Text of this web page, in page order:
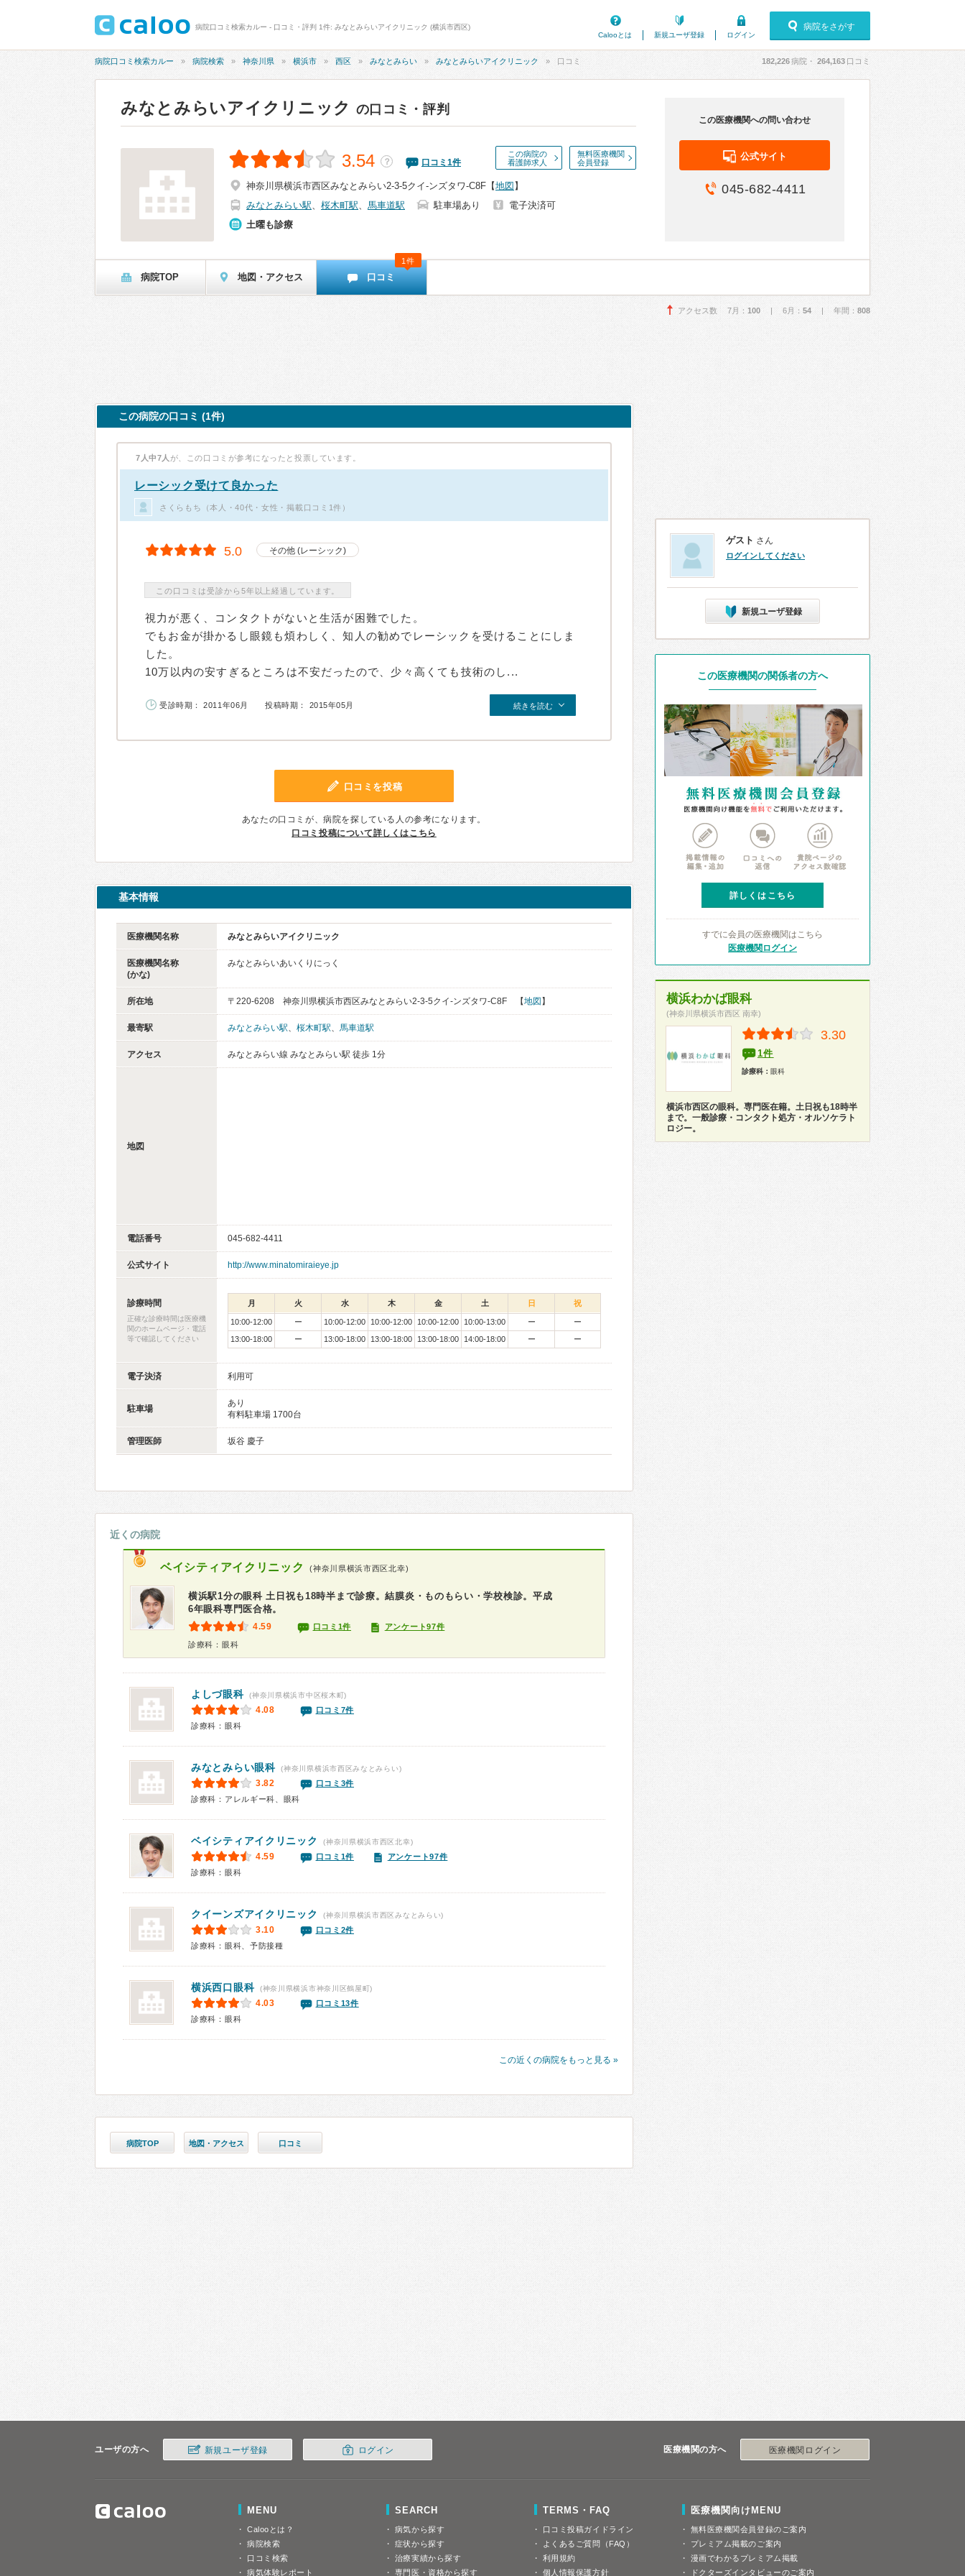
病院口コミ検索カルー - 口コミ・評判 1件: みなとみらいアイクリニック (横浜市西区)
Calooとは
新規ユーザ登録 ログイン
病院をさがす
病院口コミ検索カルー 病院検索 神奈川県 横浜市 西区 みなとみらい みなとみらいアイクリニック 口コミ 182,226病院・ 264,163 口コミ
みなとみらいアイクリニック の口コミ・評判
この病院の
看護師求人
無料医療機関
会員登録
3.54 ？ 口コミ 1件
神奈川県横浜市西区みなとみらい2-3-5クイ-ンズタワ-C8F 【地図 】
みなとみらい駅、 桜木町駅、 馬車道駅 駐車場あり
電子決済可
土曜も診療
この医療機関への問い合わせ
公式サイト
045-682-4411
病院TOP 地図・アクセス 口コミ
1件
アクセス数 7月： 100 | 6月： 54 | 年間： 808
この病院の口コミ (1件)
7人中7人 が、この口コミが参考になったと投票しています。
レーシック受けて良かった
さくらもち（本人・40代・女性・掲載口コミ1件）
5.0 その他 (レーシック)
この口コミは受診から5年以上経過しています。
視力が悪く、コンタクトがないと生活が困難でした。
でもお金が掛かるし眼鏡も煩わしく、知人の勧めでレーシックを受けることにしま
した。
10万以内の安すぎるところは不安だったので、少々高くても技術のし...
受診時期： 2011年06月 投稿時期： 2015年05月 続きを読む
口コミを投稿
あなたの口コミが、病院を探している人の参考になります。
口コミ投稿について詳しくはこちら
基本情報
医療機関名称 みなとみらいアイクリニック
医療機関名称
(かな)
みなとみらいあいくりにっく
所在地 〒220-6208 神奈川県横浜市西区みなとみらい2-3-5クイ-ンズタワ-C8F 【地図 】
最寄駅 みなとみらい駅、 桜木町駅、 馬車道駅
アクセス みなとみらい線 みなとみらい駅 徒歩 1分
地図
電話番号 045-682-4411
公式サイト http://www.minatomiraieye.jp
診療時間
正確な診療時間は医療機
関のホームページ・電話
等で確認してください
月 火 水 木 金 土 日 祝
10:00-12:00 ー 10:00-12:00 10:00-12:00 10:00-12:00 10:00-13:00 ー
ー
13:00-18:00
ー 13:00-18:00 13:00-18:00 13:00-18:00 14:00-18:00 ー ー
電子決済 利用可
駐車場
あり
有料駐車場 1700台
管理医師 坂谷 慶子
近くの病院
ベイシティアイクリニック (神奈川県横浜市西区北幸)
横浜駅1分の眼科 土日祝も18時半まで診療。結膜炎・ものもらい・学校検診。平成
6年眼科専門医合格。
4.59 口コミ1件 アンケート97件
診療科：眼科
よしづ眼科 (神奈川県横浜市中区桜木町)
4.08
口コミ7件
診療科：眼科
みなとみらい眼科 (神奈川県横浜市西区みなとみらい)
3.82
口コミ3件
診療科：アレルギー科、眼科
ベイシティアイクリニック (神奈川県横浜市西区北幸)
4.59 口コミ1件
アンケート97件
診療科：眼科
クイーンズアイクリニック (神奈川県横浜市西区みなとみらい)
3.10
口コミ2件
診療科：眼科、予防接種
横浜西口眼科 (神奈川県横浜市神奈川区鶴屋町)
4.03
口コミ13件
診療科：眼科
この近くの病院をもっと見る »
病院TOP 地図・アクセス 口コミ
ゲスト さん
ログインしてください
新規ユーザ登録
この医療機関の関係者の方へ
詳しくはこちら
すでに会員の医療機関はこちら
医療機関ログイン
横浜わかば眼科
(神奈川県横浜市西区 南幸)
3.30
1件
診療科： 眼科
横浜市西区の眼科。専門医在籍。土日祝も18時半
まで。一般診療・コンタクト処方・オルソケラト
ロジー。
ユーザの方へ 新規ユーザ登録 ログイン 医療機関の方へ 医療機関ログイン
MENU
Calooとは？
病院検索
口コミ検索
病気体験レポート
SEARCH
病気から探す
症状から探す
治療実績から探す
専門医・資格から探す
TERMS・FAQ
口コミ投稿ガイドライン
よくあるご質問（FAQ）
利用規約
個人情報保護方針
医療機関向けMENU
無料医療機関会員登録のご案内
プレミアム掲載のご案内
漫画でわかるプレミアム掲載
ドクターズインタビューのご案内